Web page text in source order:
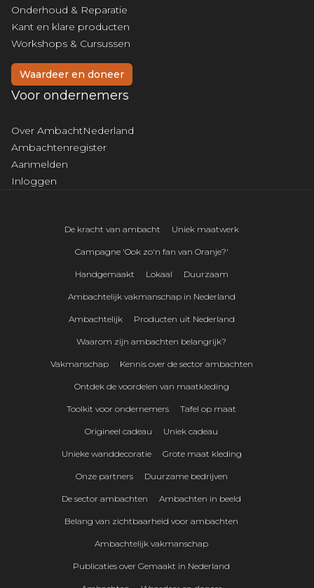
Onderhoud & Reparatie
Kant en klare producten
Workshops & Cursussen
Waardeer en doneer
Voor ondernemers
Over AmbachtNederland
Ambachtenregister
Aanmelden
Inloggen
De kracht van ambacht Uniek maatwerk
Campagne 'Ook zo'n fan van Oranje?'
Handgemaakt Lokaal Duurzaam
Ambachtelijk vakmanschap in Nederland
Ambachtelijk Producten uit Nederland
Waarom zijn ambachten belangrijk?
Vakmanschap Kennis over de sector ambachten
Ontdek de voordelen van maatkleding
Toolkit voor ondernemers Tafel op maat
Origineel cadeau Uniek cadeau
Unieke wanddecoratie Grote maat kleding
Onze partners Duurzame bedrijven
De sector ambachten Ambachten in beeld
Belang van zichtbaarheid voor ambachten
Ambachtelijk vakmanschap
Publicaties over Gemaakt in Nederland